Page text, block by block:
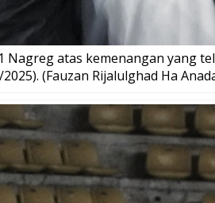
Nagreg atas kemenangan yang
(Fauzan Rijalulghad Ha